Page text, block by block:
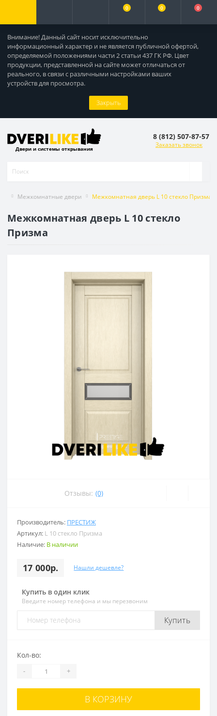
Внимание! Данный сайт носит исключительно
информационный характер и не является публичной офертой,
определяемой положениями части 2 статьи 437 ГК РФ. Цвет
продукции, представленной на сайте может отличаться от
реального, в связи с различными настройками ваших
устройств для просмотра.
Закрыть
0 0 0
Двери и системы открывания
8 (812) 507-87-57
Заказать звонок
Межкомнатные двери Межкомнатная дверь L 10 стекло Призма
Межкомнатная дверь L 10 стекло
Призма
Отзывы: (0)
Производитель: ПРЕСТИЖ
Артикул: L 10 стекло Призма
Наличие: В наличии
17 000р. Нашли дешевле?
Купить в один клик
Введите номер телефона и мы перезвоним
Купить
Кол-во:
- +
В КОРЗИНУ